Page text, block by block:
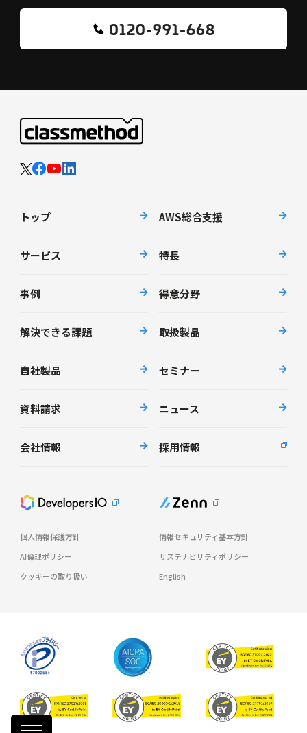
0120-991-668
トップ AWS総合支援
サービス 特長
事例 得意分野
解決できる課題 取扱製品
自社製品 セミナー
資料請求 ニュース
会社情報 採用情報
個人情報保護方針
情報セキュリティ基本方針
AI倫理ポリシー
サステナビリティポリシー
クッキーの取り扱い
English